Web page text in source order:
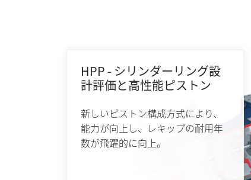
HPP - シリンダーリング設
計評価と高性能ピストン
新しいピストン構成方式により、
能力が向上し、レキップの耐用年
数が飛躍的に向上。